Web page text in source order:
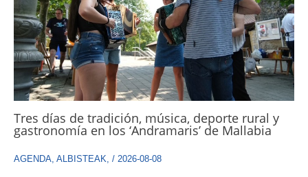
Tres días de tradición, música, deporte rural y
gastronomía en los ‘Andramaris’ de Mallabia
AGENDA, ALBISTEAK, / 2026-08-08